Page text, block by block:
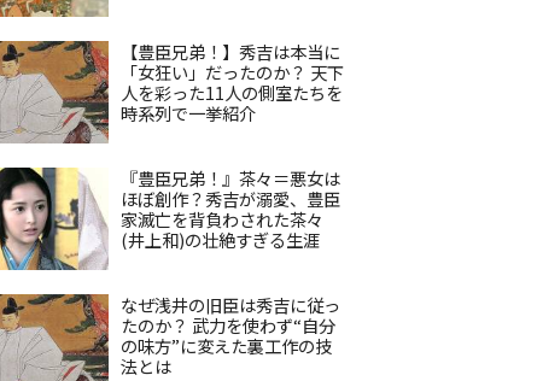
【豊臣兄弟！】秀吉は本当に
「女狂い」だったのか？ 天下
人を彩った11人の側室たちを
時系列で一挙紹介
『豊臣兄弟！』茶々＝悪女は
ほぼ創作？秀吉が溺愛、豊臣
家滅亡を背負わされた茶々
(井上和)の壮絶すぎる生涯
なぜ浅井の旧臣は秀吉に従っ
たのか？ 武力を使わず“自分
の味方”に変えた裏工作の技
法とは